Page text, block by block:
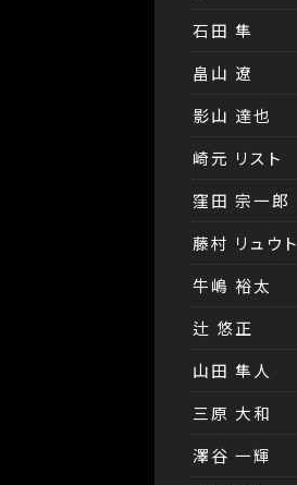
石田 隼
畠山 遼
影山 達也
崎元 リスト
窪田 宗一郎
藤村 リュウト
牛嶋 裕太
辻 悠正
山田 隼人
三原 大和
澤谷 一輝